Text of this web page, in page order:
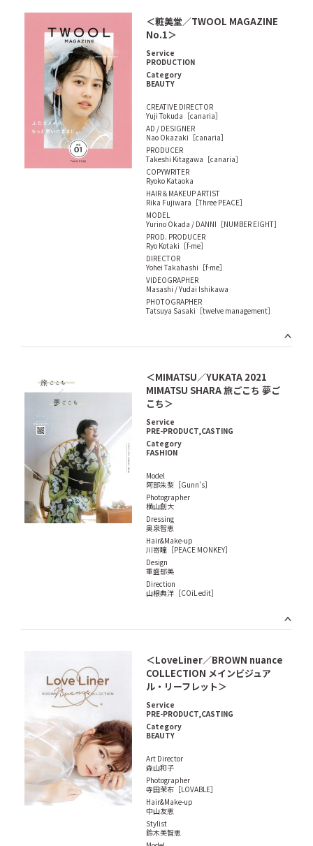
＜粧美堂／TWOOL MAGAZINE
No.1＞
Service
PRODUCTION
Category
BEAUTY
CREATIVE DIRECTOR
Yuji Tokuda［canaria］
AD / DESIGNER
Nao Okazaki［canaria］
PRODUCER
Takeshi Kitagawa［canaria］
COPYWRITER
Ryoko Kataoka
HAIR＆MAKEUP ARTIST
Rika Fujiwara［Three PEACE］
MODEL
Yurino Okada / DANNI［NUMBER EIGHT］
PROD. PRODUCER
Ryo Kotaki［f-me］
DIRECTOR
Yohei Takahashi［f-me］
VIDEOGRAPHER
Masashi / Yudai Ishikawa
PHOTOGRAPHER
Tatsuya Sasaki［twelve management］
＜MIMATSU／YUKATA 2021
MIMATSU SHARA 旅ごこち 夢ご
こち＞
Service
PRE-PRODUCT,CASTING
Category
FASHION
Model
阿部朱梨［Gunn's］
Photographer
横山創大
Dressing
奥泉智恵
Hair&Make-up
川嵜瞳［PEACE MONKEY］
Design
重盛郁美
Direction
山根典洋［COiL edit］
＜LoveLiner／BROWN nuance
COLLECTION メインビジュア
ル・リーフレット＞
Service
PRE-PRODUCT,CASTING
Category
BEAUTY
Art Director
森山和子
Photographer
寺田茉布［LOVABLE］
Hair&Make-up
中山友恵
Stylist
鈴木美智恵